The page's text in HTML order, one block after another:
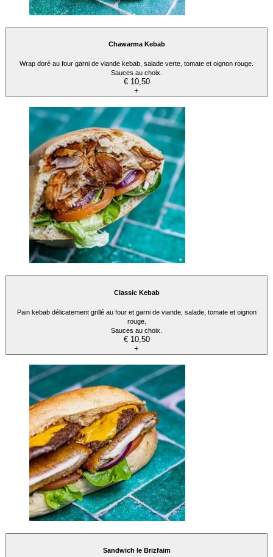
Chawarma Kebab
Wrap doré au four garni de viande kebab, salade verte, tomate et oignon rouge.
Sauces au choix.
€ 10,50
+
Classic Kebab
Pain kebab délicatement grillé au four et garni de viande, salade, tomate et oignon
rouge.
Sauces au choix.
€ 10,50
+
Sandwich le Brizfaim